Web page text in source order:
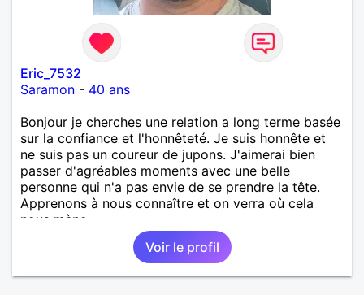
Eric_7532
Saramon - 40 ans
Bonjour je cherches une relation a long terme basée
sur la confiance et l'honnêteté. Je suis honnête et
ne suis pas un coureur de jupons. J'aimerai bien
passer d'agréables moments avec une belle
personne qui n'a pas envie de se prendre la tête.
Apprenons à nous connaître et on verra où cela
nous mène...
Voir le profil